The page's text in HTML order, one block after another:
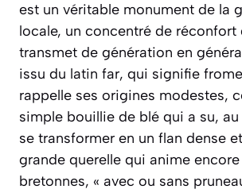
est un véritable monument de la
locale, un concentré de réconfort
transmet de génération en
issu du latin far, qui signifie
rappelle ses origines modestes,
simple bouillie de blé qui a su,
se transformer en un flan dense
grande querelle qui anime
bretonnes, « avec ou sans